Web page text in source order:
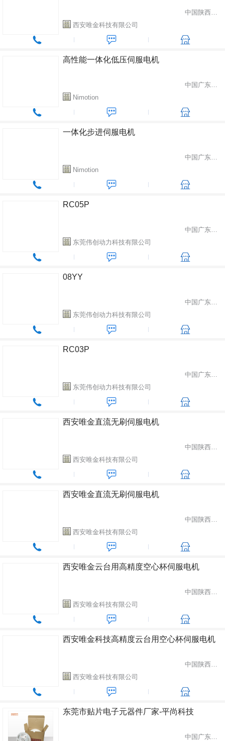
中国陕西省西安市
西安唯金科技有限公司
高性能一体化低压伺服电机
中国广东省深圳市
Nimotion
一体化步进伺服电机
中国广东省深圳市
Nimotion
RC05P
中国广东省东莞市
东莞伟创动力科技有限公司
08YY
中国广东省东莞市
东莞伟创动力科技有限公司
RC03P
中国广东省东莞市
东莞伟创动力科技有限公司
西安唯金直流无刷伺服电机
中国陕西省西安市
西安唯金科技有限公司
西安唯金直流无刷伺服电机
中国陕西省西安市
西安唯金科技有限公司
西安唯金云台用高精度空心杯伺服电机
中国陕西省西安市
西安唯金科技有限公司
西安唯金科技高精度云台用空心杯伺服电机
中国陕西省西安市
西安唯金科技有限公司
东莞市贴片电子元器件厂家-平尚科技
中国广东省东莞市